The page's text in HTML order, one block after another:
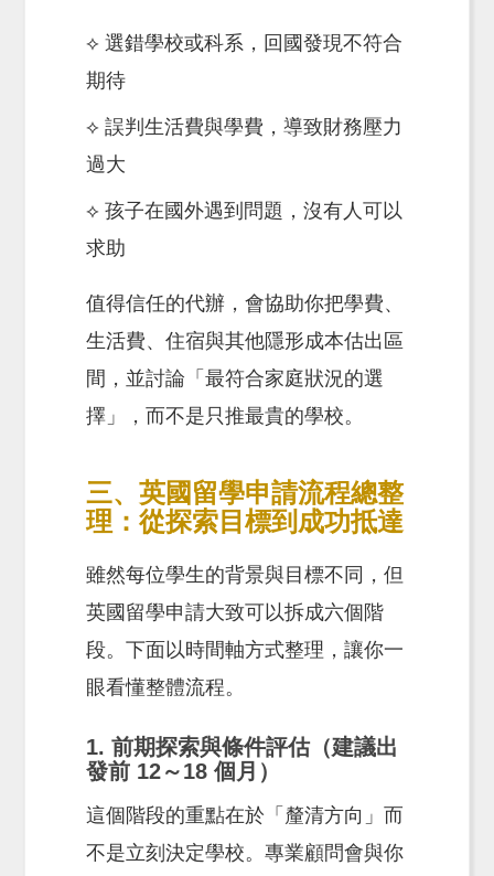
⟡ 選錯學校或科系，回國發現不符合
期待
⟡ 誤判生活費與學費，導致財務壓力
過大
⟡ 孩子在國外遇到問題，沒有人可以
求助
值得信任的代辦，會協助你把學費、
生活費、住宿與其他隱形成本估出區
間，並討論「最符合家庭狀況的選
擇」，而不是只推最貴的學校。
三、英國留學申請流程總整
理：從探索目標到成功抵達
雖然每位學生的背景與目標不同，但
英國留學申請大致可以拆成六個階
段。下面以時間軸方式整理，讓你一
眼看懂整體流程。
1. 前期探索與條件評估（建議出
發前 12～18 個月）
這個階段的重點在於「釐清方向」而
不是立刻決定學校。專業顧問會與你